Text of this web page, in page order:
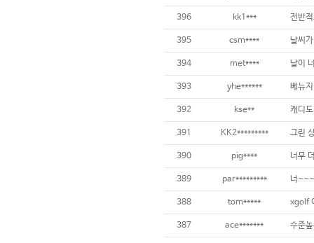
396 kk1***
395 csm****
394 met****
393 yhe******
392 kse**
391 KK2********* 그린
390 pig****
389 par********* 너
388 tom*****
387 ace*******